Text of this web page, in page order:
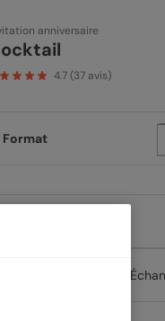
anniversaire
4.7(37 avis)
Format